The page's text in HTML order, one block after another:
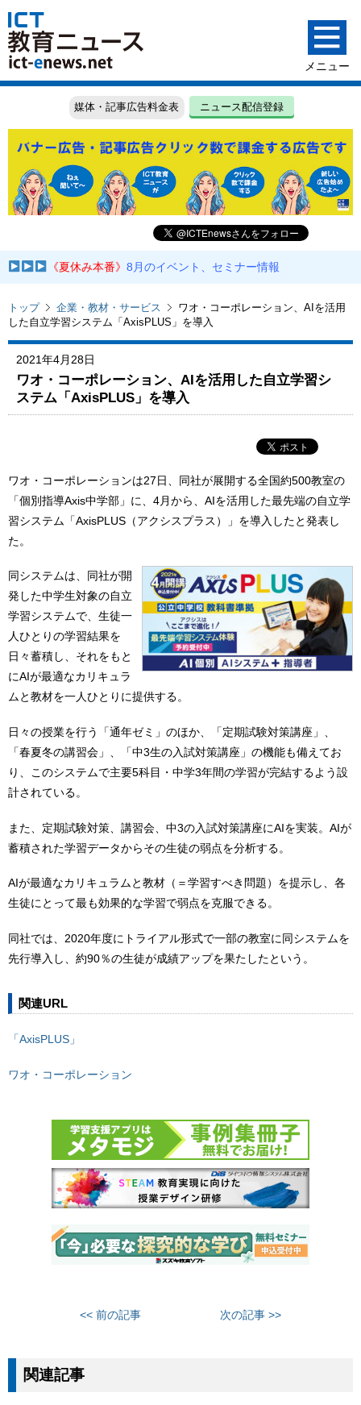
媒体・記事広告料金表 ニュース配信登録
《夏休み本番》8月のイベント、セミナー情報
トップ 企業・教材・サービス
ワオ・コーポレーション、AIを活用
した自立学習システム「AxisPLUS」を導入
2021年4月28日
ワオ・コーポレーション、AIを活用した自立学習シ
ステム「AxisPLUS」を導入
ワオ・コーポレーションは27日、同社が展開する全国約500教室の
「個別指導Axis中学部」に、4月から、AIを活用した最先端の自立学
習システム「AxisPLUS（アクシスプラス）」を導入したと発表し
た。
同システムは、同社が開
発した中学生対象の自立
学習システムで、生徒一
人ひとりの学習結果を
日々蓄積し、それをもと
にAIが最適なカリキュラ
ムと教材を一人ひとりに提供する。
日々の授業を行う「通年ゼミ」のほか、「定期試験対策講座」、
「春夏冬の講習会」、「中3生の入試対策講座」の機能も備えてお
り、このシステムで主要5科目・中学3年間の学習が完結するよう設
計されている。
また、定期試験対策、講習会、中3の入試対策講座にAIを実装。AIが
蓄積された学習データからその生徒の弱点を分析する。
AIが最適なカリキュラムと教材（＝学習すべき問題）を提示し、各
生徒にとって最も効果的な学習で弱点を克服できる。
同社では、2020年度にトライアル形式で一部の教室に同システムを
先行導入し、約90％の生徒が成績アップを果たしたという。
関連URL
「AxisPLUS」
ワオ・コーポレーション
<< 前の記事 次の記事 >>
関連記事